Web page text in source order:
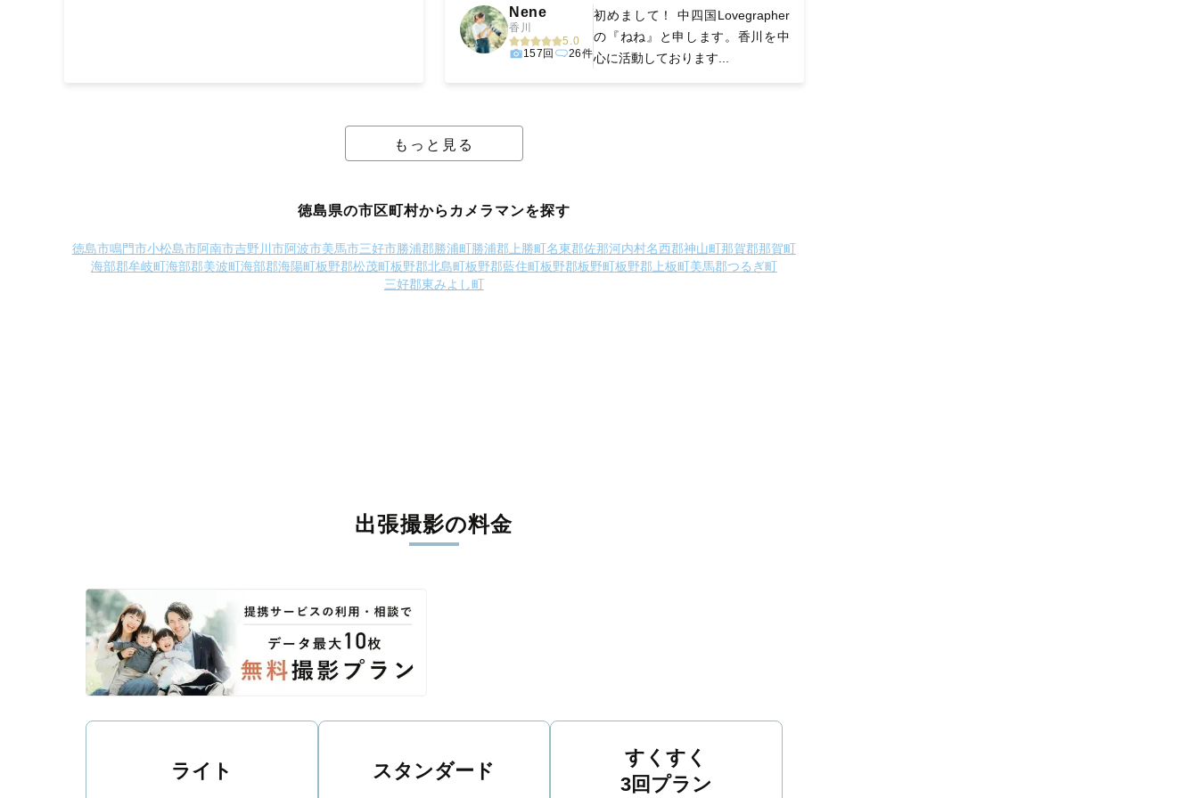
Nene
香川
5.0
157回
26件
初めまして！ 中四国Lovegrapher
の『ねね』と申します。香川を中
心に活動しております...
もっと見る
徳島県の市区町村からカメラマンを探す
徳島市鳴門市小松島市阿南市吉野川市阿波市美馬市三好市勝浦郡勝浦町勝浦郡上勝町名東郡佐那河内村名西郡神山町那賀郡那賀町
海部郡牟岐町海部郡美波町海部郡海陽町板野郡松茂町板野郡北島町板野郡藍住町板野郡板野町板野郡上板町美馬郡つるぎ町
三好郡東みよし町
出張撮影の料金
ライト スタンダード
すくすく
3回プラン